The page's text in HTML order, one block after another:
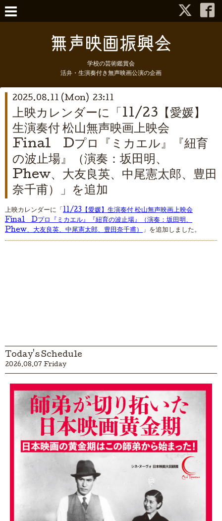
学校の芸術鑑賞会
活弁・生演奏付き無声映画公演の企画
2025.08.11 (Mon) 23:11
上映カレンダーに「11/23【愛媛】
生演奏付 松山無声映画上映会
Final Dプロ『ミカエル』『紐育
の波止場』（演奏：坂田明、
Phew、大友良英、中尾憲太郎、豊田
奈千甫）」を追加
上映カレンダーに「 11/23【愛媛】生演奏付 松山無声映画上映会
Final Dプロ『ミカエル』『紐育の波止場』（演奏：坂田明、
Phew、大友良英、中尾憲太郎、豊田奈千甫） 」を追加しました。
Today's Schedule
2026.08.07 Friday